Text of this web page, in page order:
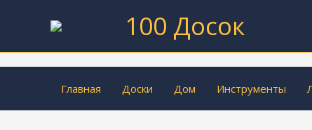
100 Досок
Главная Доски Дом Инструменты